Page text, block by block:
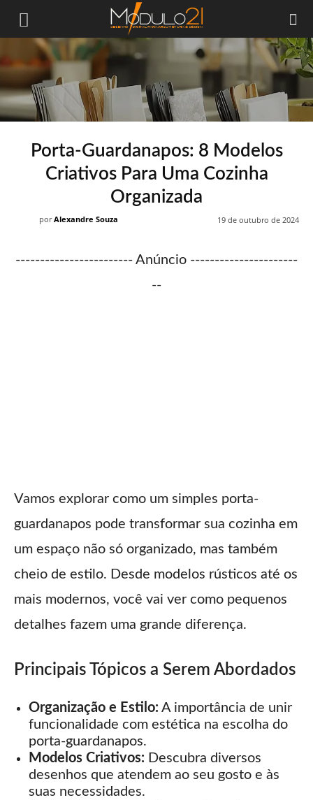
Módulo21
Porta-Guardanapos: 8 Modelos
Criativos Para Uma Cozinha
Organizada
19 de outubro de 2024
por Alexandre Souza
------------------------ Anúncio ----------------------
--
Vamos explorar como um simples porta-
guardanapos pode transformar sua cozinha em
um espaço não só organizado, mas também
cheio de estilo. Desde modelos rústicos até os
mais modernos, você vai ver como pequenos
detalhes fazem uma grande diferença.
Principais Tópicos a Serem Abordados
Organização e Estilo: A importância de unir
funcionalidade com estética na escolha do
porta-guardanapos.
Modelos Criativos: Descubra diversos
desenhos que atendem ao seu gosto e às
suas necessidades.